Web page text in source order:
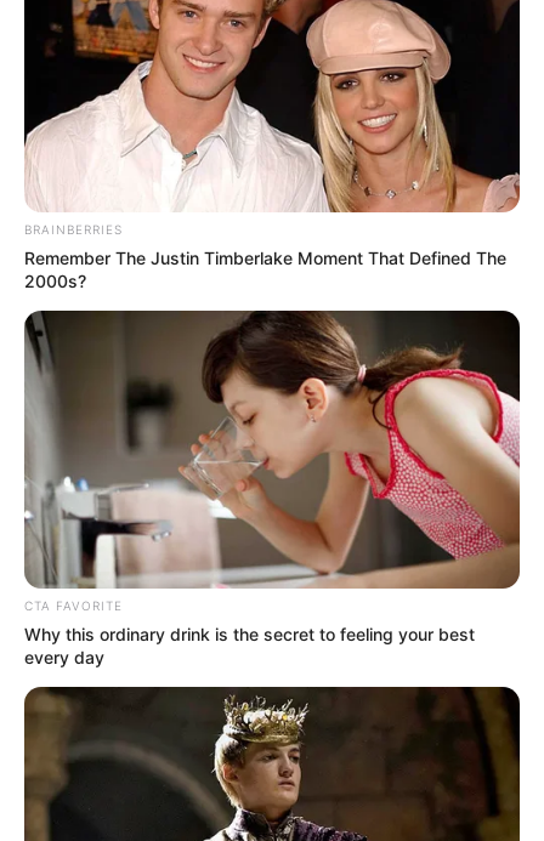
อัลบั้มภาพ 6 ภาพ
ดูทั้งหมด 6 ภาพ
คำกล่าวบูชาขอพร
ข้าพเจ้า ขอตั้งจิตเป็นสัจจาอธิษฐาน น้อมสักการะบูชา
พระบรมสารีริกธาตุ แห่งองค์สมเด็จพระศรีศากยมุนีสัมมา
สัมพุทธเจ้า อันสถิตประดิษฐาน ณ มณฑลสถาน สังฆาราม
วัดมังกรบุปผารามแห่งนี้
BRAINBERRIES
Remember The Justin Timberlake Moment That Defined The
2000s?
CTA FAVORITE
Why this ordinary drink is the secret to feeling your best
every day